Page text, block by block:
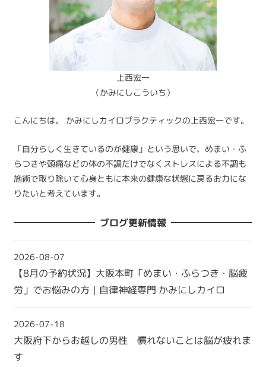
上西宏一
（かみにしこういち）
こんにちは。 かみにしカイロプラクティックの上西宏一です。
「自分らしく生きているのが健康」という思いで、めまい・ふ
らつきや頭痛などの体の不調だけでなくストレスによる不調も
施術で取り除いて心身ともに本来の健康な状態に戻るお力にな
りたいと考えています。
ブログ更新情報
【8月の予約状況】大阪本町「めまい・ふらつき・脳疲
労」でお悩みの方｜自律神経専門 かみにしカイロ
2026-08-07
大阪府下からお越しの男性 慣れないことは脳が疲れま
す
2026-07-18